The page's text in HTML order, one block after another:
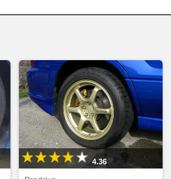
4.36